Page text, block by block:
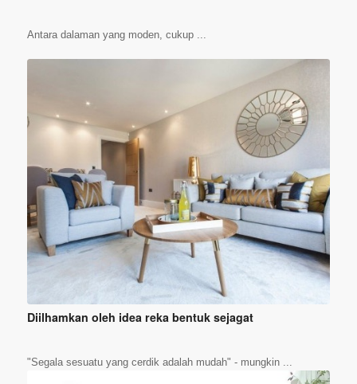
Antara dalaman yang moden, cukup ...
Diilhamkan oleh idea reka bentuk sejagat
"Segala sesuatu yang cerdik adalah mudah" - mungkin ...